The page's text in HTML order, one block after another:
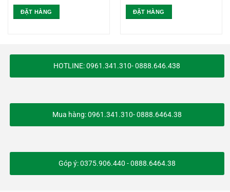
ĐẶT HÀNG ĐẶT HÀNG
HOTLINE: 0961.341.310- 0888.646.438
Mua hàng: 0961.341.310- 0888.6464.38
Góp ý: 0375.906.440 - 0888.6464.38